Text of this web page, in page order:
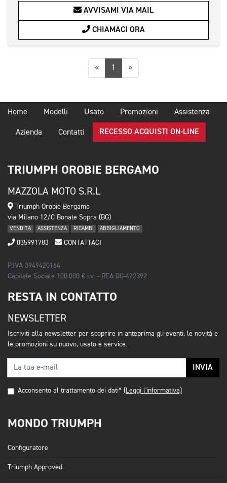
AVVISAMI VIA MAIL
CHIAMACI ORA
«Precedente
1 »Successiva
Home Modelli Usato Promozioni Assistenza
Azienda Contatti RECESSO ACQUISTI ON-LINE
TRIUMPH OROBIE BERGAMO
MAZZOLA MOTO S.R.L
Triumph Orobie Bergamo
via Milano 12/C Bonate Sopra (BG)
VENDITA ASSISTENZA RICAMBI ABBIGLIAMENTO
035991783 CONTATTACI
P.IVA 3949420164
Capitale Sociale 100.000 € i.v. - REA BG-422392
RESTA IN CONTATTO
NEWSLETTER
Iscriviti alla newsletter per scoprire in anteprima gli eventi, le novità e
le promozioni su nuovo, usato e service.
INVIA
Acconsento al trattamento dei dati* (Leggi l'informativa)
MONDO TRIUMPH
Configuratore
Triumph Approved